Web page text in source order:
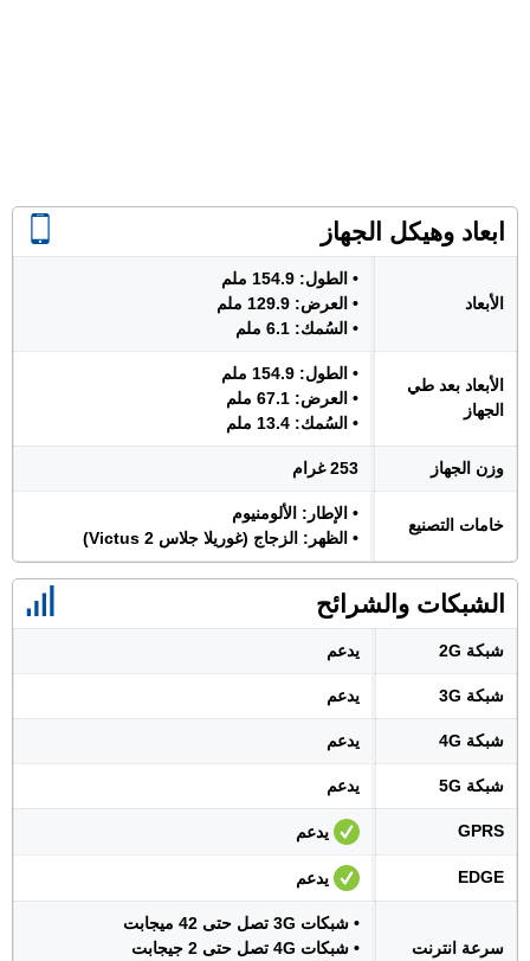
ابعاد وهيكل الجهاز
الأبعاد
• الطول: 154.9 ملم
• العرض: 129.9 ملم
• السُمك: 6.1 ملم
الأبعاد بعد طي
الجهاز
• الطول: 154.9 ملم
• العرض: 67.1 ملم
• السُمك: 13.4 ملم
وزن الجهاز 253 غرام
خامات التصنيع
• الإطار: الألومنيوم
• الظهر: الزجاج (غوريلا جلاس Victus 2)
الشبكات والشرائح
شبكة 2G يدعم
شبكة 3G يدعم
شبكة 4G يدعم
شبكة 5G يدعم
GPRS يدعم
EDGE يدعم
سرعة انترنت
• شبكات 3G تصل حتى 42 ميجابت
• شبكات 4G تصل حتى 2 جيجابت